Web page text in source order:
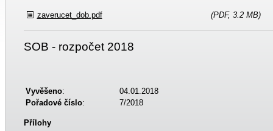
zaverucet_dob.pdf (PDF, 3.2 MB)
SOB - rozpočet 2018
Vyvěšeno:
04.01.2018
Pořadové číslo: 7/2018
Přílohy